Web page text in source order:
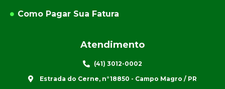
Como Pagar Sua Fatura
Atendimento
(41) 3012-0002
Estrada do Cerne, n°18850 - Campo Magro / PR